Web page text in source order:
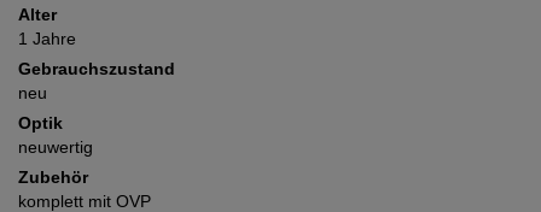
Alter
1 Jahre
Gebrauchszustand
neu
Optik
neuwertig
Zubehör
komplett mit OVP